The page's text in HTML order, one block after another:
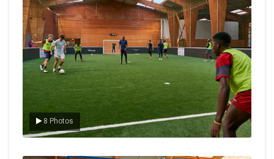
8 Photos